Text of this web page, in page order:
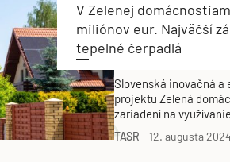
V Zelenej
miliónov eur. Najväčší
tepelné čerpadlá
Slovenská inovačná a
projektu Zelená
zariadení na
viac ako 14 200
miliónov eur.
TASR - 12. augusta 2024